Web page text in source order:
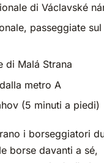
di Václavské
passeggiate sul
Malá Strana
metro A
(5 minuti a piedi)
i borseggiatori
borse davanti a sé,